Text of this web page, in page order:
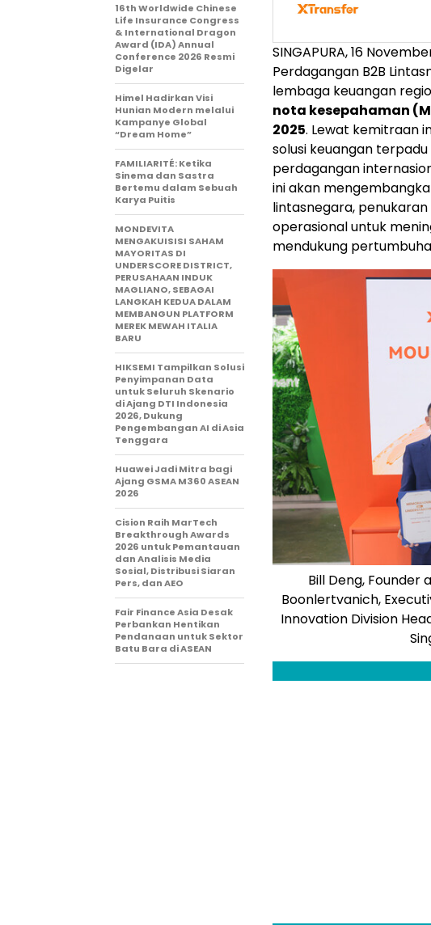
SINGAPURA,16
Perdagangan B2B
lembaga keuangan
nota kesepahaman (
2025. Lewat kemitraan
solusi keuangan
perdagangan
ini akan
lintasnegara,
operasional untuk
mendukung
Bill Deng, Founder
Boonlertvanich,
Innovation Division
16th Worldwide Chinese
Life Insurance Congress
& International Dragon
Award (IDA) Annual
Conference 2026 Resmi
Digelar
Himel Hadirkan Visi
Hunian Modern melalui
Kampanye Global
“Dream Home”
FAMILIARITÉ: Ketika
Sinema dan Sastra
Bertemu dalam Sebuah
Karya Puitis
MONDEVITA
MENGAKUISISI SAHAM
MAYORITAS DI
UNDERSCORE DISTRICT,
PERUSAHAAN INDUK
MAGLIANO, SEBAGAI
LANGKAH KEDUA DALAM
MEMBANGUN PLATFORM
MEREK MEWAH ITALIA
BARU
HIKSEMI Tampilkan Solusi
Penyimpanan Data
untuk Seluruh Skenario
di Ajang DTI Indonesia
2026, Dukung
Pengembangan AI di Asia
Tenggara
Huawei Jadi Mitra bagi
Ajang GSMA M360 ASEAN
2026
Cision Raih MarTech
Breakthrough Awards
2026 untuk Pemantauan
dan Analisis Media
Sosial, Distribusi Siaran
Pers, dan AEO
Fair Finance Asia Desak
Perbankan Hentikan
Pendanaan untuk Sektor
Batu Bara di ASEAN